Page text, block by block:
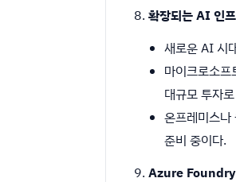
확장되는 AI 인
새로운 AI 시
마이크로소
대규모 투자
온프레미스
준비 중이다.
Azure